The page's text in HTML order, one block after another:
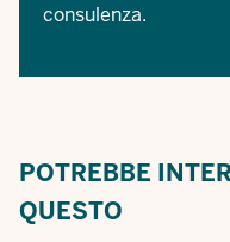
consulenza.
POTREBBE
QUESTO